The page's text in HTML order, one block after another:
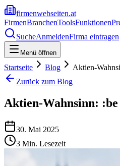
firmenwebseiten.at
FirmenBranchenToolsFunktionen
SucheAnmeldenFirma eintragen
Menü öffnen
Startseite Blog
Aktien-
Zurück zum Blog
Aktien-Wahnsinn: :be
30. Mai 2025
3 Min. Lesezeit